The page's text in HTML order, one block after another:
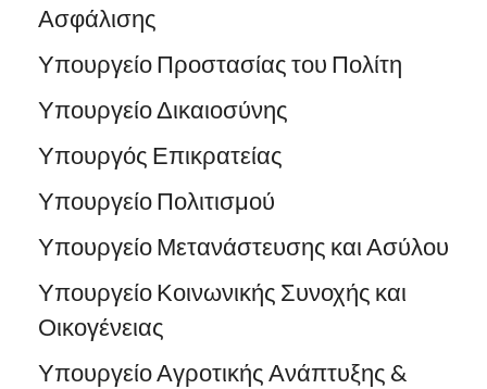
Ασφάλισης
Υπουργείο Προστασίας του Πολίτη
Υπουργείο Δικαιοσύνης
Υπουργός Επικρατείας
Υπουργείο Πολιτισμού
Υπουργείο Μετανάστευσης και Ασύλου
Υπουργείο Κοινωνικής Συνοχής και
Οικογένειας
Υπουργείο Αγροτικής Ανάπτυξης &